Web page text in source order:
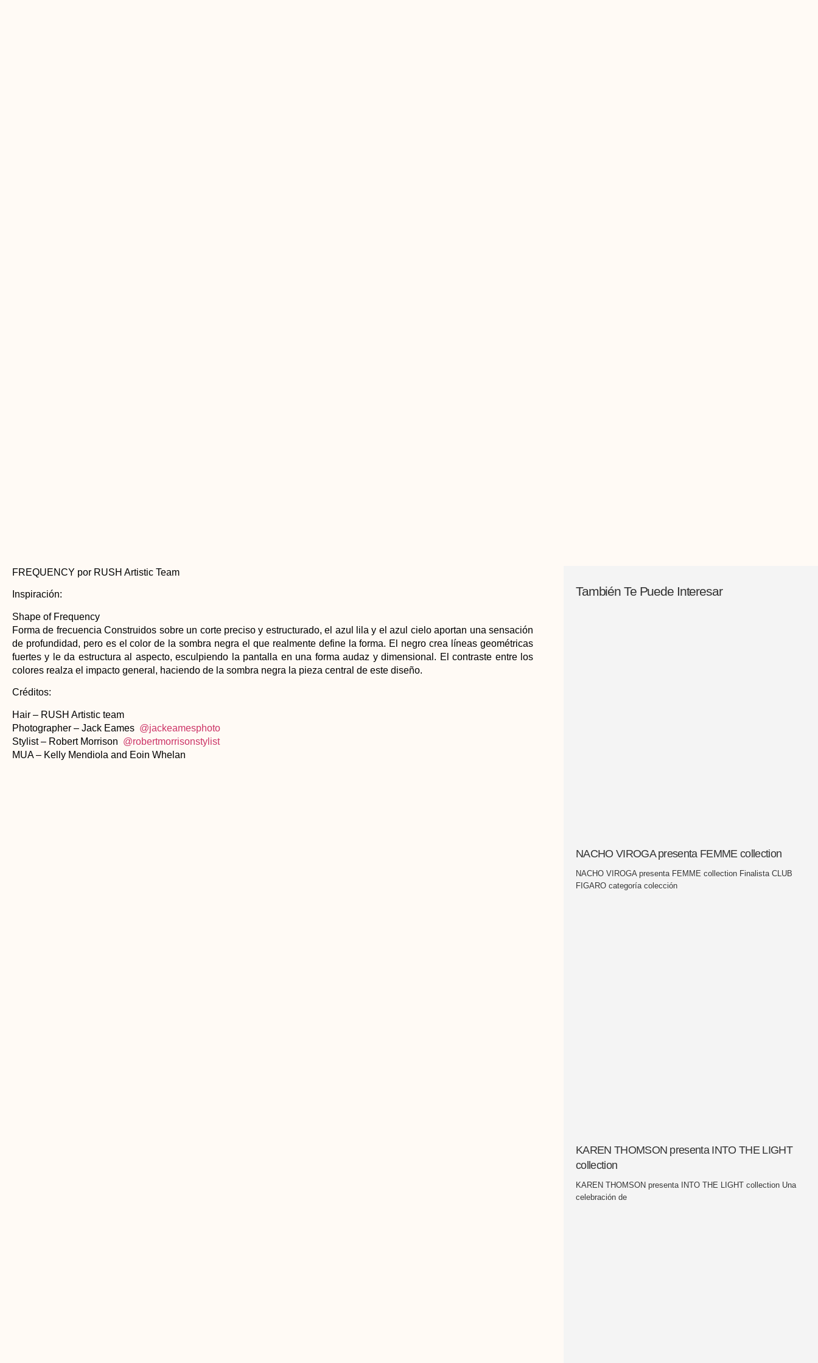
FREQUENCY por RUSH Artistic Team
Inspiración:
Shape of Frequency
Forma de frecuencia Construidos sobre un corte preciso y estructurado, el azul lila y el azul cielo aportan una sensación
de profundidad, pero es el color de la sombra negra el que realmente define la forma. El negro crea líneas geométricas
fuertes y le da estructura al aspecto, esculpiendo la pantalla en una forma audaz y dimensional. El contraste entre los
colores realza el impacto general, haciendo de la sombra negra la pieza central de este diseño.
Créditos:
Hair – RUSH Artistic team
Photographer – Jack Eames @jackeamesphoto
Stylist – Robert Morrison @robertmorrisonstylist
MUA – Kelly Mendiola and Eoin Whelan
También Te Puede Interesar
NACHO VIROGA presenta FEMME collection
NACHO VIROGA presenta FEMME collection Finalista CLUB
FIGARO categoría colección
KAREN THOMSON presenta INTO THE LIGHT
collection
KAREN THOMSON presenta INTO THE LIGHT collection Una
celebración de